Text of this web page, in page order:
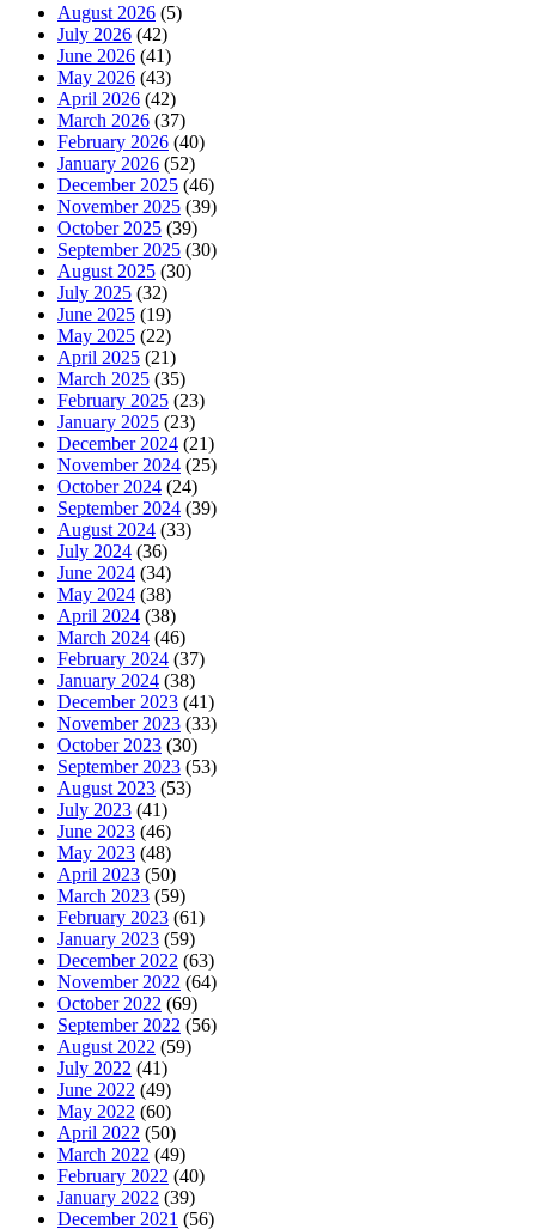
August 2026 (5)
July 2026 (42)
June 2026 (41)
May 2026 (43)
April 2026 (42)
March 2026 (37)
February 2026 (40)
January 2026 (52)
December 2025 (46)
November 2025 (39)
October 2025 (39)
September 2025 (30)
August 2025 (30)
July 2025 (32)
June 2025 (19)
May 2025 (22)
April 2025 (21)
March 2025 (35)
February 2025 (23)
January 2025 (23)
December 2024 (21)
November 2024 (25)
October 2024 (24)
September 2024 (39)
August 2024 (33)
July 2024 (36)
June 2024 (34)
May 2024 (38)
April 2024 (38)
March 2024 (46)
February 2024 (37)
January 2024 (38)
December 2023 (41)
November 2023 (33)
October 2023 (30)
September 2023 (53)
August 2023 (53)
July 2023 (41)
June 2023 (46)
May 2023 (48)
April 2023 (50)
March 2023 (59)
February 2023 (61)
January 2023 (59)
December 2022 (63)
November 2022 (64)
October 2022 (69)
September 2022 (56)
August 2022 (59)
July 2022 (41)
June 2022 (49)
May 2022 (60)
April 2022 (50)
March 2022 (49)
February 2022 (40)
January 2022 (39)
December 2021 (56)